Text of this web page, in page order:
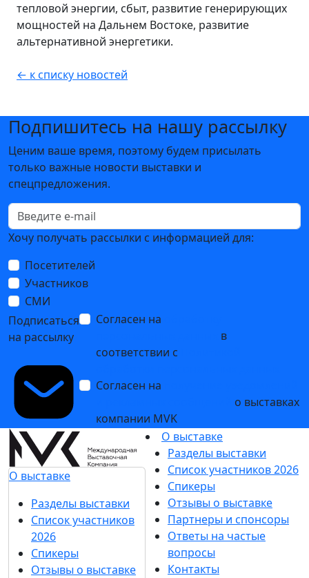
тепловой энергии, сбыт, развитие генерирующих
мощностей на Дальнем Востоке, развитие
альтернативной энергетики.
← к списку новостей
Подпишитесь на нашу рассылку
Ценим ваше время, поэтому будем присылать
только важные новости выставки и
спецпредложения.
Хочу получать рассылки с информацией для:
Посетителей
Участников
СМИ
Подписаться
на рассылку
Согласен на
в
соответствии с
Согласен на
о выставках
компании MVK
О выставке
Разделы выставки
Список участников
2026
Спикеры
Отзывы о выставке
О выставке
Разделы выставки
Список участников 2026
Спикеры
Отзывы о выставке
Партнеры и спонсоры
Ответы на частые
вопросы
Контакты